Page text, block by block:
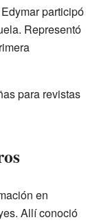
participó
Representó
para revistas
en
Allí conoció